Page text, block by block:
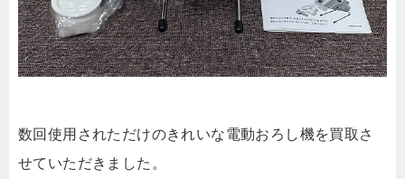
数回使用されただけのきれいな電動おろし機を買取さ
せていただきました。